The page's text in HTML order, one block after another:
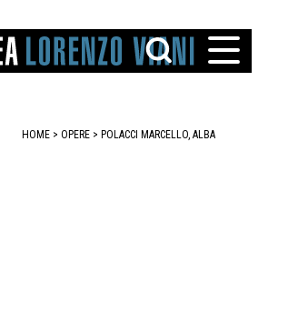
HOME > OPERE > POLACCI MARCELLO, ALBA